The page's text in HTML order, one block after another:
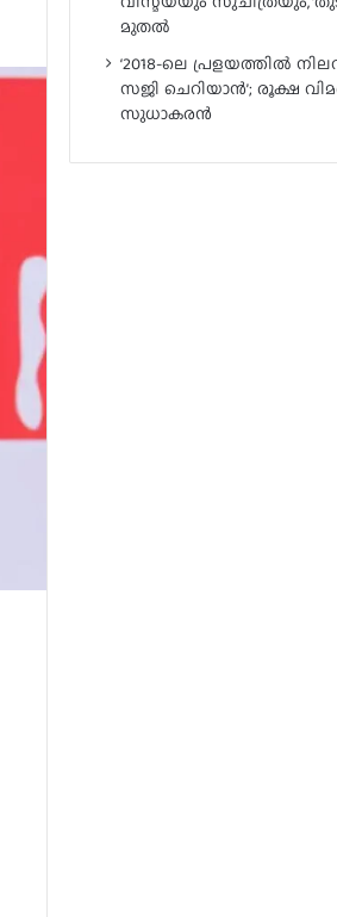
മുതൽ
‘2018-ലെ പ്രളയത്തിൽ
സജി ചെറിയാൻ’; രൂക്ഷ
സുധാകരൻ